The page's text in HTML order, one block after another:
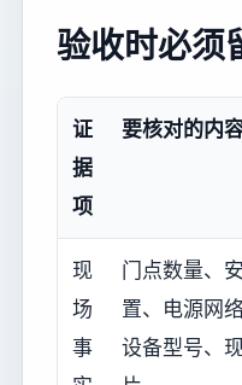
验收时必须
证
据
项
要核对的内
现
场
事
门点数量、
置、电源网
设备型号、